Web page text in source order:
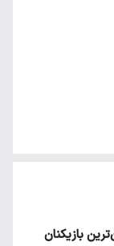
بازیکنان